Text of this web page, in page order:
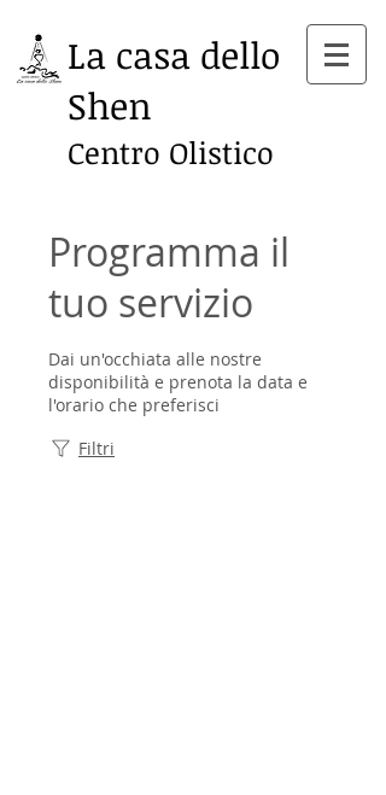
La casa dello
Shen
Centro Olistico
Programma il
tuo servizio
Dai un'occhiata alle nostre
disponibilità e prenota la data e
l'orario che preferisci
Filtri